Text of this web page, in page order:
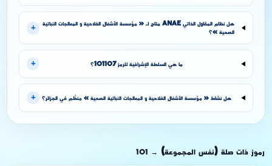
هل نظام المقاول الذاتي ANAE متاح لـ « مؤسسة الأشغال الفلاحية و المعالجات النباتية
الصحية »؟
+
ما هي السلطة الإشرافية للرمز 101107؟ +
هل نشاط « مؤسسة الأشغال الفلاحية و المعالجات النباتية الصحية » منظَّم في الجزائر؟ +
رموز ذات صلة (نفس المجموعة) →
101